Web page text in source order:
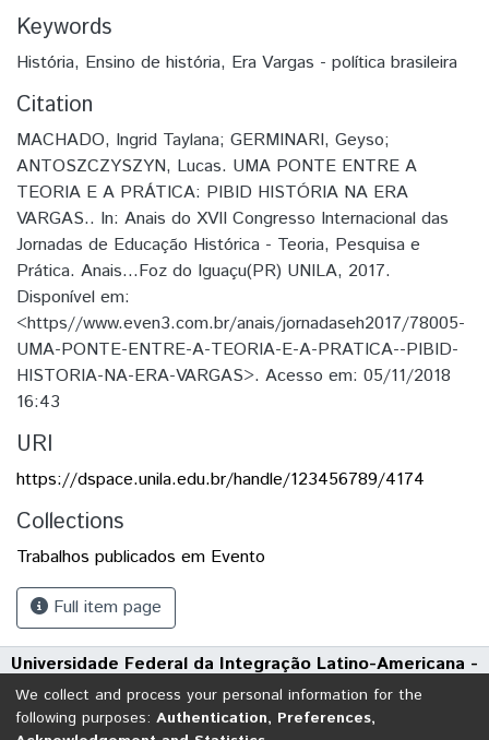
Keywords
História, Ensino de história, Era Vargas - política brasileira
Citation
MACHADO, Ingrid Taylana; GERMINARI, Geyso;
ANTOSZCZYSZYN, Lucas. UMA PONTE ENTRE A
TEORIA E A PRÁTICA: PIBID HISTÓRIA NA ERA
VARGAS.. In: Anais do XVII Congresso Internacional das
Jornadas de Educação Histórica - Teoria, Pesquisa e
Prática. Anais...Foz do Iguaçu(PR) UNILA, 2017.
Disponível em:
<https//www.even3.com.br/anais/jornadaseh2017/78005-
UMA-PONTE-ENTRE-A-TEORIA-E-A-PRATICA--PIBID-
HISTORIA-NA-ERA-VARGAS>. Acesso em: 05/11/2018
16:43
URI
https://dspace.unila.edu.br/handle/123456789/4174
Collections
Trabalhos publicados em Evento
Full item page
Universidade Federal da Integração Latino-Americana -
UNILA
Avenida Tarquínio Joslin dos Santos, 1000 - Polo Universitário
We collect and process your personal information for the
following purposes: Authentication, Preferences,